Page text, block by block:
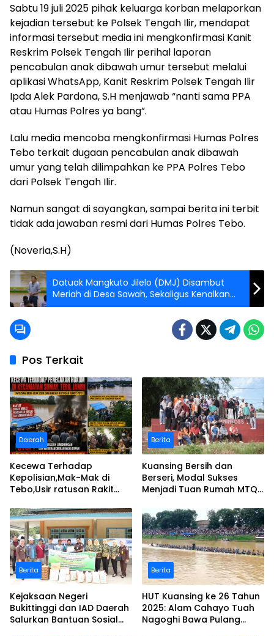
Sabtu 19 juli 2025 pihak keluarga korban melaporkan
kejadian tersebut ke Polsek Tengah Ilir, mendapat
informasi tersebut media ini mengkonfirmasi Kanit
Reskrim Polsek Tengah Ilir perihal laporan
pencabulan anak dibawah umur tersebut melalui
aplikasi WhatsApp, Kanit Reskrim Polsek Tengah Ilir
Ipda Alek Pardona, S.H menjawab “nanti sama PPA
atau Humas Polres ya bang”.
Lalu media mencoba mengkonfirmasi Humas Polres
Tebo terkait dugaan pencabulan anak dibawah
umur yang telah dilimpahkan ke PPA Polres Tebo
dari Polsek Tengah Ilir.
Namun sangat di sayangkan, sampai berita ini terbit
tidak ada jawaban resmi dari Humas Polres Tebo.
(Noveria,S.H)
Datuak Mangkuto Jilelo (DMJ) Disambut
Meriah di Desa Sawah, Sekaligus Kenalkan
Asadel Land
Pos Terkait
Daerah
Kecewa Terhadap
Kepolisian,Mak-Mak di
Tebo,Usir ratusan Rakit
Berita
Kuansing Bersih dan
Berseri, Modal Sukses
Menjadi Tuan Rumah MTQ
Berita
Kejaksaan Negeri
Bukittinggi dan IAD Daerah
Salurkan Bantuan Sosial
Berita
HUT Kuansing ke 26 Tahun
2025: Alam Cahayo Tuah
Nagoghi Bawa Pulang